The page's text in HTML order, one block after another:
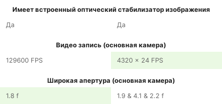
Имеет встроенный оптический стабилизатор изображения
Да
Да
Видео запись (основная камера)
129600 FPS
4320 x 24 FPS
Широкая апертура (основная камера)
1.8 f
1.9 & 4.1 & 2.2 f